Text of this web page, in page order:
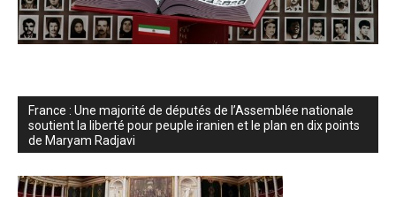
France : Une majorité de députés de l’Assemblée nationale
soutient la liberté pour peuple iranien et le plan en dix points
de Maryam Radjavi